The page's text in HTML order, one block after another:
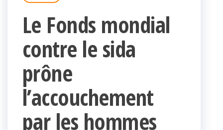
Le Fonds mondial
contre le sida
prône
l’accouchement
par les hommes